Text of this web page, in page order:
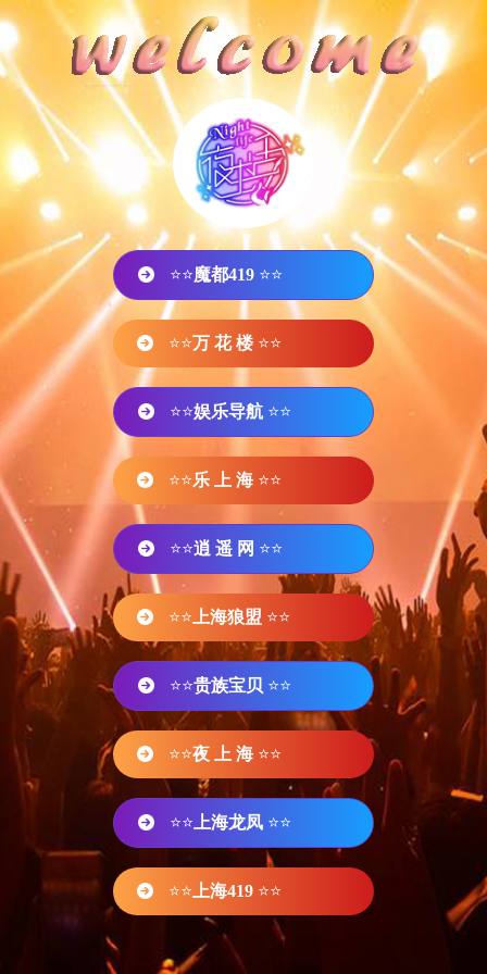
⭐⭐魔都419 ⭐⭐
⭐⭐万 花 楼 ⭐⭐
⭐⭐娱乐导航 ⭐⭐
⭐⭐乐 上 海 ⭐⭐
⭐⭐逍 遥 网 ⭐⭐
⭐⭐ 上海狼盟 ⭐⭐
⭐⭐贵族宝贝 ⭐⭐
⭐⭐夜 上 海 ⭐⭐
⭐⭐ 上海龙凤 ⭐⭐
⭐⭐ 上海419 ⭐⭐